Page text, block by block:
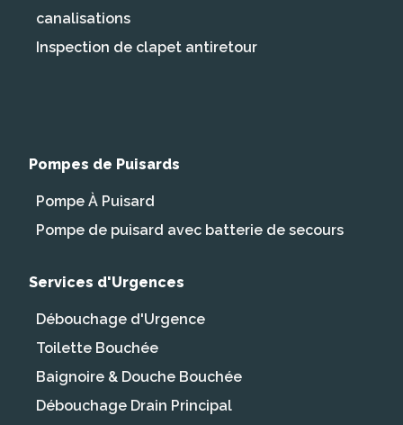
canalisations
Inspection de clapet antiretour
Pompes de Puisards
Pompe À Puisard
Pompe de puisard avec batterie de secours
Services d'Urgences
Débouchage d'Urgence
Toilette Bouchée
Baignoire & Douche Bouchée
Débouchage Drain Principal